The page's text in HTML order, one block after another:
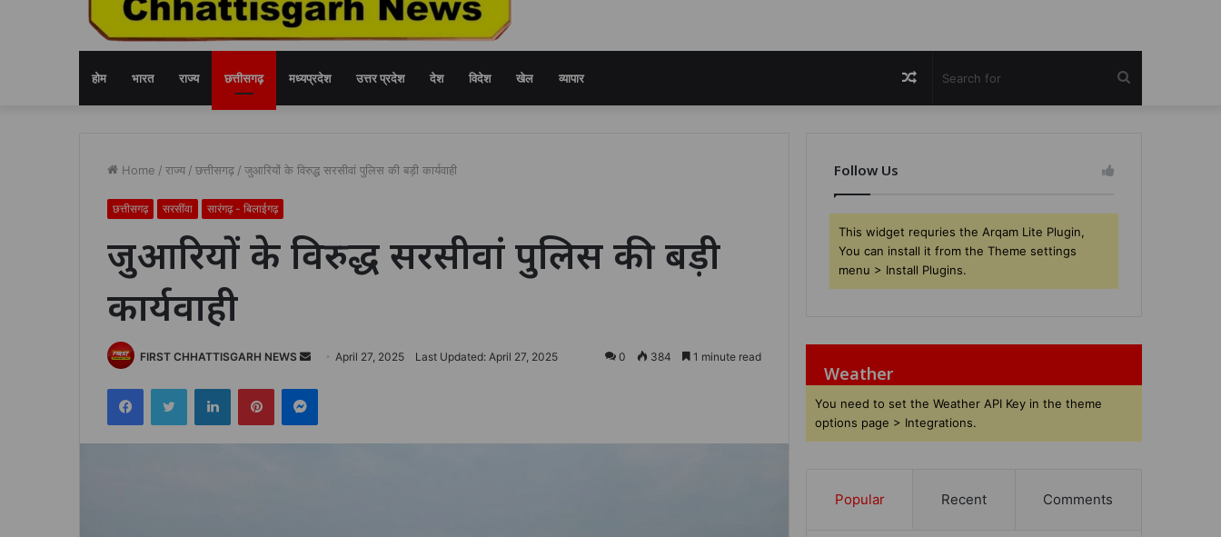
होम भारत राज्य छत्तीसगढ़ मध्यप्रदेश उत्तर प्रदेश देश विदेश खेल व्यापार Random
Home / राज्य / छत्तीसगढ़ / जुआरियों के विरुद्ध सरसीवां पुलिस की बड़ी कार्यवाही
छत्तीसगढ़ सरसींवा सारंगढ़ - बिलाईगढ़
जुआरियों के विरुद्ध सरसीवां पुलिस की बड़ी
कार्यवाही
FIRST CHHATTISGARH NEWS
Send April 27, 2025 Last Updated: April 27, 2025 0 384 1 minute read
FacebookTwitter LinkedInPinterestMessenger
Follow Us
This widget requries the Arqam Lite Plugin,
You can install it from the Theme settings
menu > Install Plugins.
Weather
You need to set the Weather API Key in the theme
options page > Integrations.
Popular Recent Comments